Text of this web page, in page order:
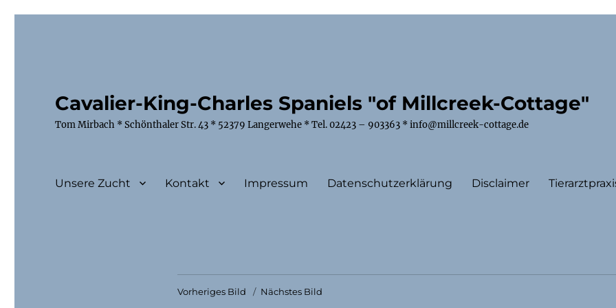
Cavalier-King-Charles Spaniels "of Millcreek-Cottage"
Tom Mirbach * Schönthaler Str. 43 * 52379 Langerwehe * Tel. 02423 – 903363 * info@millcreek-cottage.de
Unsere Zucht Kontakt Impressum Datenschutzerklärung Disclaimer
Vorheriges Bild Nächstes Bild